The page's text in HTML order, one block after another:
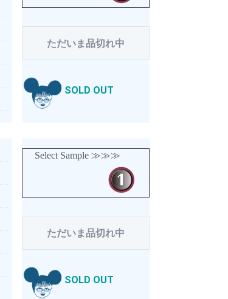
ただいま品切れ中
SOLD OUT
Select Sample ≫≫≫
ただいま品切れ中
SOLD OUT